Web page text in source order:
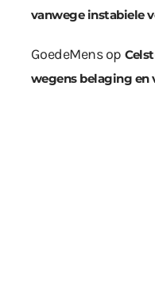
vanwege instabiele
GoedeMensop
wegens belaging en